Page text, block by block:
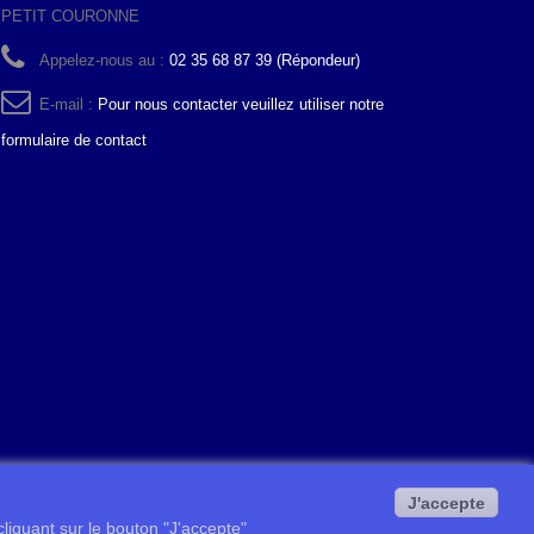
PETIT COURONNE
Appelez-nous au : 02 35 68 87 39 (Répondeur)
E-mail : Pour nous contacter veuillez utiliser notre
formulaire de contact
sur le bouton "J'accepte"
J'accepte